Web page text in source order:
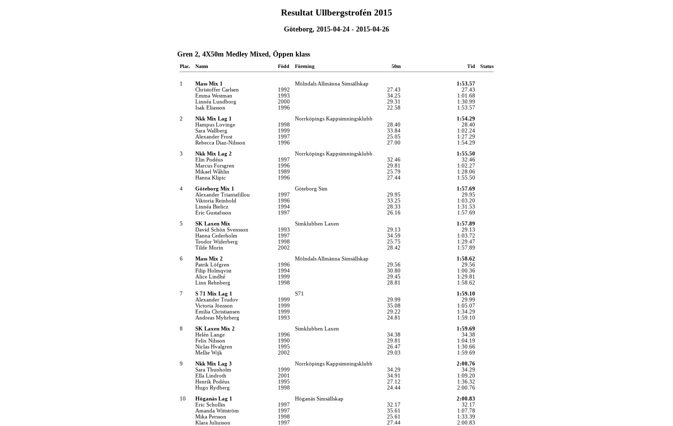
Resultat Ullbergstrofén 2015
Göteborg, 2015-04-24 - 2015-04-26
Gren 2, 4X50m Medley Mixed, Öppen klass
Plac. Namn Född Förening 50m Tid Status
1 Mass Mix 1 Mölndals Allmänna Simsällskap
1:53.57
Christoffer Carlsen
1992 27.43
27.43
Emma Westman
1993 34.25
1:01.68
Linnéa Lundborg
2000 29.31
1:30.99
Isak Eliasson
1996 22.58
1:53.57
2
Nkk Mix Lag 1 Norrköpings Kappsimningsklubb
1:54.29
Hampus Lovinge
1998 28.40
28.40
Sara Wallberg
1999 33.84
1:02.24
Alexander Frost
1997 25.05
1:27.29
Rebecca Diaz-Nilsson
1996 27.00
1:54.29
3
Nkk Mix Lag 2 Norrköpings Kappsimningsklubb
1:55.50
Elin Podéus
1997 32.46
32.46
Marcus Forsgren
1996 29.81
1:02.27
Mikael Wåhlin
1989 25.79
1:28.06
Hanna Klipic
1996 27.44
1:55.50
4
Göteborg Mix 1 Göteborg Sim
1:57.69
Alexander Triantafillou
1997 29.95
29.95
Viktoria Reinhold
1996 33.25
1:03.20
Linnéa Bielicz
1994 28.33
1:31.53
Eric Gustafsson
1997 26.16
1:57.69
5
SK Laxen Mix Simklubben Laxen
1:57.89
David Schön Svensson
1993 29.13
29.13
Hanna Cederholm
1997 34.59
1:03.72
Teodor Widerberg
1998 25.75
1:29.47
Tilde Morin
2002 28.42
1:57.89
6
Mass Mix 2 Mölndals Allmänna Simsällskap
1:58.62
Patrik Löfgren
1996 29.56
29.56
Filip Holmqvist
1994 30.80
1:00.36
Alice Lindhé
1999 29.45
1:29.81
Linn Rehnberg
1998 28.81
1:58.62
7
S 71 Mix Lag 1 S71
1:59.10
Alexander Trudov
1999 29.99
29.99
Victoria Jönsson
1999 35.08
1:05.07
Emilia Christiansen
1999 29.22
1:34.29
Andreas Myhrberg
1993 24.81
1:59.10
8
SK Laxen Mix 2 Simklubben Laxen
1:59.69
Helén Lange
1996 34.38
34.38
Felix Nilsson
1990 29.81
1:04.19
Niclas Hvalgren
1995 26.47
1:30.66
Mellie Wijk
2002 29.03
1:59.69
9
Nkk Mix Lag 3 Norrköpings Kappsimningsklubb
2:00.76
Sara Thunholm
1999 34.29
34.29
Ella Lindroth
2001 34.91
1:09.20
Henrik Podéus
1995 27.12
1:36.32
Hugo Rydberg
1998 24.44
2:00.76
10
Höganäs Lag 1 Höganäs Simsällskap
2:00.83
Eric Schollin
1997 32.17
32.17
Amanda Wittström
1997 35.61
1:07.78
Mika Persson
1998 25.61
1:33.39
Klara Juliusson
1997 27.44
2:00.83